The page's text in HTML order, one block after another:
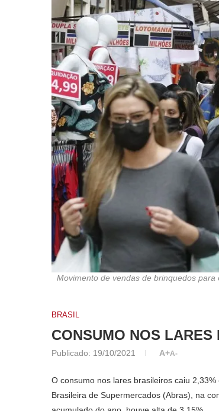
Movimento de vendas de brinquedos
BRASIL
CONSUMO NOS
Publicado: 19/10/2021 A+A-
O consumo nos lares brasileiros caiu
Brasileira de Supermercados (Abras), na